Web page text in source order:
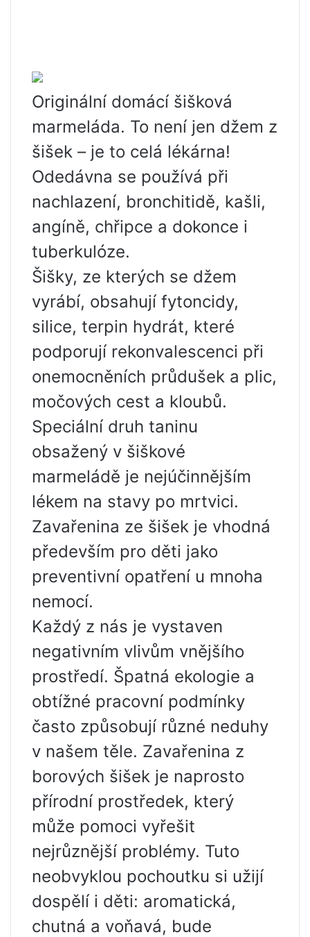
Originální domácí šišková
marmeláda. To není jen džem z
šišek – je to celá lékárna!
Odedávna se používá při
nachlazení, bronchitidě, kašli,
angíně, chřipce a dokonce i
tuberkulóze.
Šišky, ze kterých se džem
vyrábí, obsahují fytoncidy,
silice, terpin hydrát, které
podporují rekonvalescenci při
onemocněních průdušek a plic,
močových cest a kloubů.
Speciální druh taninu
obsažený v šiškové
marmeládě je nejúčinnějším
lékem na stavy po mrtvici.
Zavařenina ze šišek je vhodná
především pro děti jako
preventivní opatření u mnoha
nemocí.
Každý z nás je vystaven
negativním vlivům vnějšího
prostředí. Špatná ekologie a
obtížné pracovní podmínky
často způsobují různé neduhy
v našem těle. Zavařenina z
borových šišek je naprosto
přírodní prostředek, který
může pomoci vyřešit
nejrůznější problémy. Tuto
neobvyklou pochoutku si užijí
dospělí i děti: aromatická,
chutná a voňavá, bude